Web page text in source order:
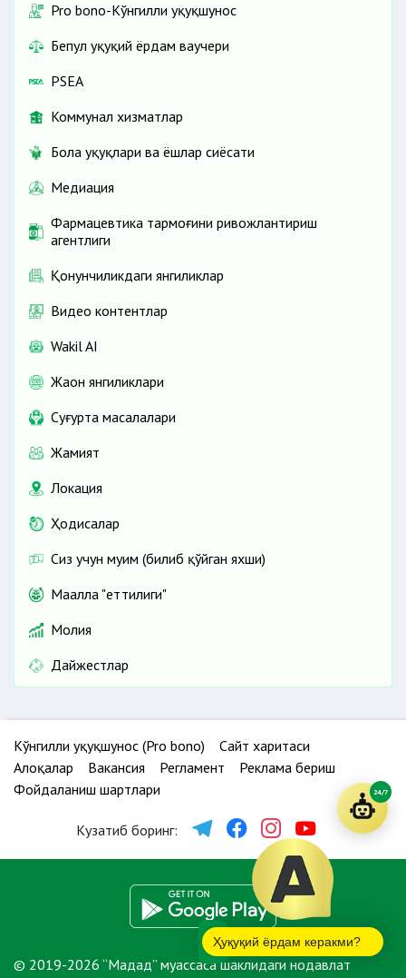
Pro bono-Кўнгилли ҳуқуқшунос
Бепул ҳуқуқий ёрдам ваучери
PSEA
Коммунал хизматлар
Бола ҳуқуқлари ва ёшлар сиёсати
Медиация
Фармацевтика тармоғини ривожлантириш
агентлиги
Қонунчиликдаги янгиликлар
Видео контентлар
Wakil AI
Жаҳон янгиликлари
Cуғурта масалалари
Жамият
Локация
Ҳодисалар
Сиз учун муҳим (билиб қўйган яхши)
Маҳалла "еттилиги"
Молия
Дайжестлар
Кўнгилли ҳуқуқшунос (Pro bono)
Сайт харитаси
Алоқалар
Вакансия Регламент
Реклама бериш
Фойдаланиш шартлари
Кузатиб боринг:
© 2019-2026 “Мадад” муассаса шаклидаги нодавлат
Ҳуқуқий ёрдам керакми?
24/7